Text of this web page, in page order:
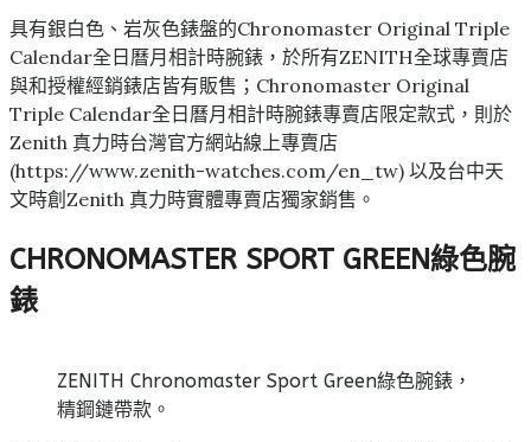
具有銀白色、岩灰色錶盤的Chronomaster Original Triple
Calendar全日曆月相計時腕錶，於所有ZENITH全球專賣店
與和授權經銷錶店皆有販售；Chronomaster Original
Triple Calendar全日曆月相計時腕錶專賣店限定款式，則於
Zenith 真力時台灣官方網站線上專賣店
(https://www.zenith-watches.com/en_tw) 以及台中天
文時創Zenith 真力時實體專賣店獨家銷售。
CHRONOMASTER SPORT GREEN綠色腕
錶
ZENITH Chronomaster Sport Green綠色腕錶，
精鋼鏈帶款。